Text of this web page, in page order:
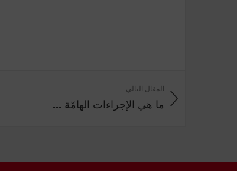
المقال التالي
ما هي الإجراءات الهامّة ...